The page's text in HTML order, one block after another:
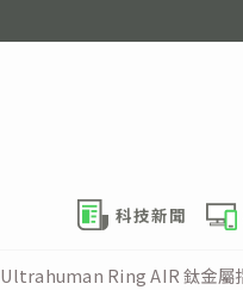
科技新聞
Ultrahuman Ring AIR 鈦金屬